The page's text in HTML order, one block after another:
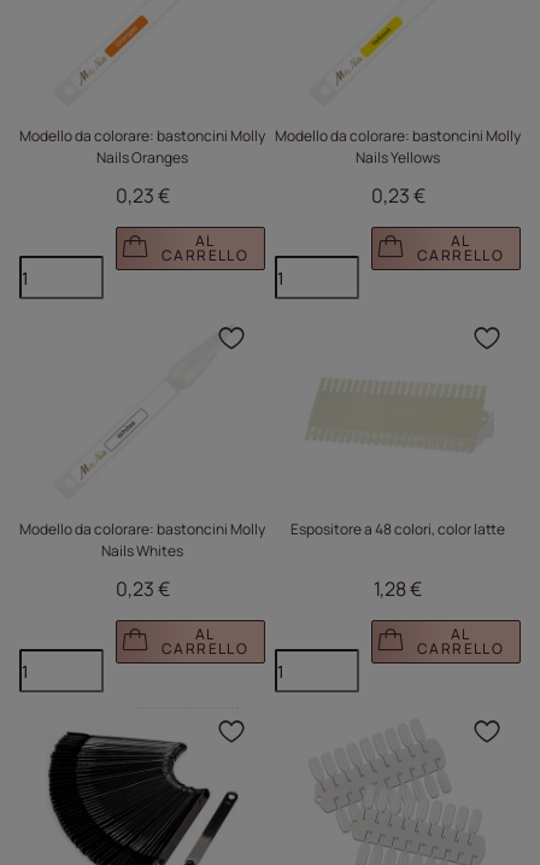
Modello da colorare: bastoncini Molly
Nails Oranges
0,23 €
AL
CARRELLO
Modello da colorare: bastoncini Molly
Nails Yellows
0,23 €
AL
CARRELLO
Modello da colorare: bastoncini Molly
Nails Whites
0,23 €
AL
CARRELLO
Fare clic per
Espositore a 48 colori, color latte
1,28 €
AL
CARRELLO
Fare clic per